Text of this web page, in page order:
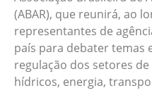
(ABAR), que reunirá, ao
representantes de
país para debater temas
regulação dos setores
hídricos, energia,